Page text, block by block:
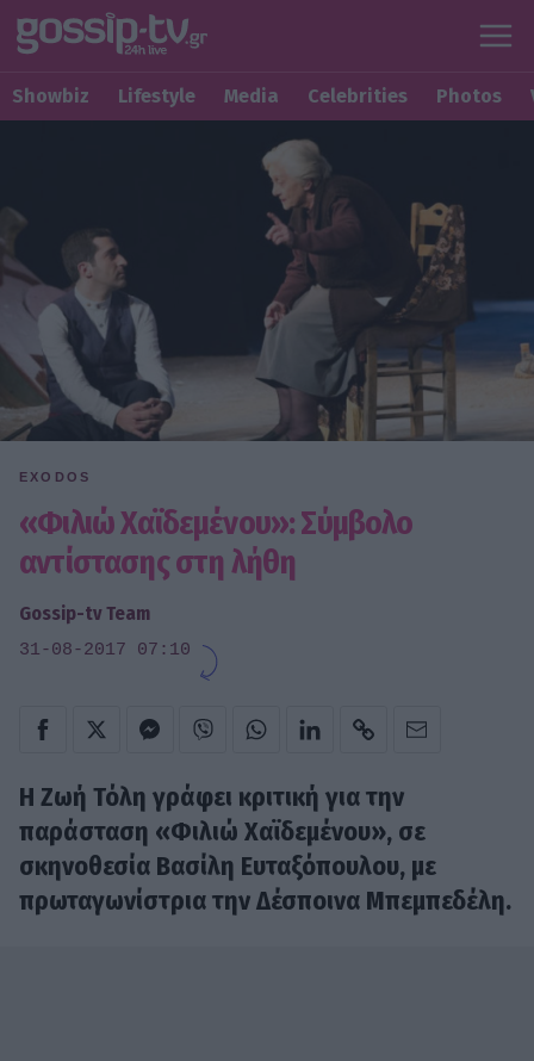
Showbiz Lifestyle Media Celebrities Photos
EXODOS
«Φιλιώ Χαϊδεμένου»: Σύμβολο
αντίστασης στη λήθη
Gossip-tv Team
31-08-2017 07:10
Η Ζωή Τόλη γράφει κριτική για την
παράσταση «Φιλιώ Χαϊδεμένου», σε
σκηνοθεσία Βασίλη Ευταξόπουλου, με
πρωταγωνίστρια την Δέσποινα Μπεμπεδέλη.